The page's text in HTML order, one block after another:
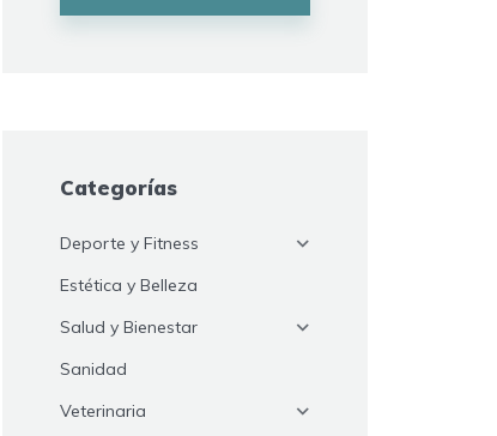
Categorías
Deporte y Fitness
Estética y Belleza
Salud y Bienestar
Sanidad
Veterinaria